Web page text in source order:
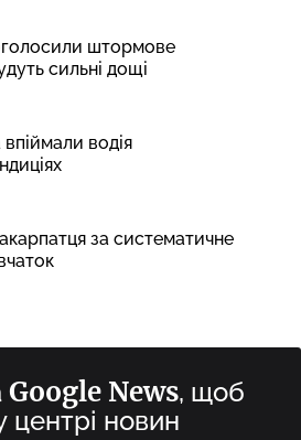
штормове
сильні дощі
водія
за систематичне
Google News, щоб
центрі новин